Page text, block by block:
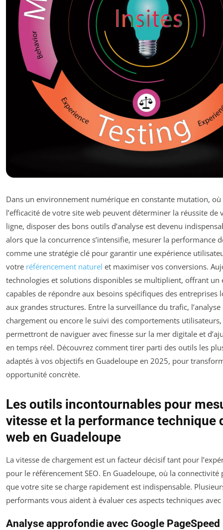
Dans un environnement numérique en constante mutation,
l’efficacité de votre site web peuvent déterminer la réussite de
ligne, disposer des bons outils d’analyse est devenu
alors que la concurrence s’intensifie, mesurer la performance
comme une stratégie clé pour garantir une expérience
votre référencement naturel et maximiser vos conversions.
technologies et solutions disponibles se multiplient, offrant un
capables de répondre aux besoins spécifiques des entreprises
aux grandes structures. Entre la surveillance du trafic,
chargement ou encore le suivi des comportements
permettront de naviguer avec finesse sur la mer digitale et
en temps réel. Découvrez comment tirer parti des outils les
adaptés à vos objectifs en Guadeloupe en 2025, pour
opportunité concrète.
Les outils incontournables pour
vitesse et la performance technique
web en Guadeloupe
La vitesse de chargement est un facteur décisif tant pour
pour le référencement SEO. En Guadeloupe, où la connectivité
que votre site se charge rapidement est indispensable.
performants vous aident à évaluer ces aspects techniques
Analyse approfondie avec Google